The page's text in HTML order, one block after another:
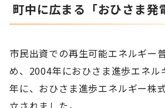
町中に広まる「おひさま発
市民出資での再生可能エネルギー
め、2004年におひさま進歩エネ
年に、おひさま進歩エネルギー株